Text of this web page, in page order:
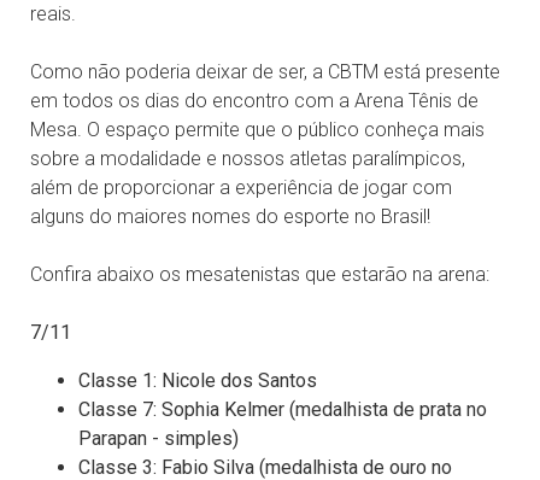
reais.
Como não poderia deixar de ser, a CBTM está presente
em todos os dias do encontro com a Arena Tênis de
Mesa. O espaço permite que o público conheça mais
sobre a modalidade e nossos atletas paralímpicos,
além de proporcionar a experiência de jogar com
alguns do maiores nomes do esporte no Brasil!
Confira abaixo os mesatenistas que estarão na arena:
7/11
Classe 1: Nicole dos Santos
Classe 7: Sophia Kelmer (medalhista de prata no
Parapan - simples)
Classe 3: Fabio Silva (medalhista de ouro no